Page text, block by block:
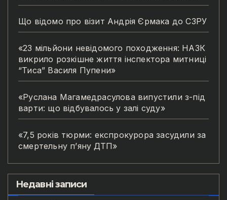
Що відомо про візит Андрія Єрмака до СЗРУ
«23 мільйони невідомого походження: НАЗК
викрило розкішне життя інспектора митниці
“Тиса” Василя Пупени»
«Руслана Магамедрасулова випустили з-під
варти: що відбувалось у залі суду»
«7,5 років тюрми: експрокурора засудили за
смертельну п’яну ДТП»
Недавні записи